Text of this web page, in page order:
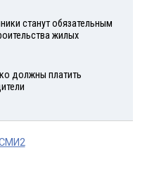
станут обязательным
жилых
должны платить